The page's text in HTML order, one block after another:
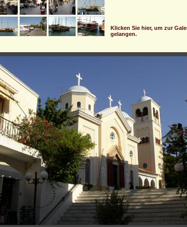
Klicken Sie hier, um zur
gelangen.